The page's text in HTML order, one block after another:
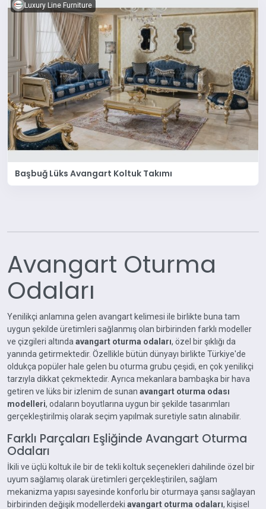
Luxury Line Furniture
Başbuğ Lüks Avangart Koltuk Takımı
Avangart Oturma
Odaları
Yenilikçi anlamına gelen avangart kelimesi ile birlikte buna tam
uygun şekilde üretimleri sağlanmış olan birbirinden farklı modeller
ve çizgileri altında avangart oturma odaları, özel bir şıklığı da
yanında getirmektedir. Özellikle bütün dünyayı birlikte Türkiye'de
oldukça popüler hale gelen bu oturma grubu çeşidi, en çok yenilikçi
tarzıyla dikkat çekmektedir. Ayrıca mekanlara bambaşka bir hava
getiren ve lüks bir izlenim de sunan avangart oturma odası
modelleri, odaların boyutlarına uygun bir şekilde tasarımları
gerçekleştirilmiş olarak seçim yapılmak suretiyle satın alınabilir.
Farklı Parçaları Eşliğinde Avangart Oturma
Odaları
İkili ve üçlü koltuk ile bir de tekli koltuk seçenekleri dahilinde özel bir
uyum sağlamış olarak üretimleri gerçekleştirilen, sağlam
mekanizma yapısı sayesinde konforlu bir oturmaya şansı sağlayan
birbirinden değişik modellerdeki avangart oturma odaları, kişisel